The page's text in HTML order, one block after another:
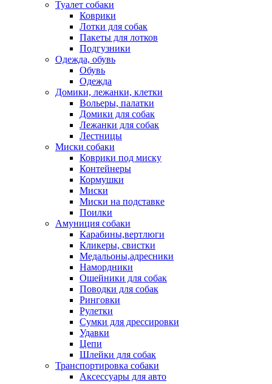
Туалет собаки
Коврики
Лотки для собак
Пакеты для лотков
Подгузники
Одежда, обувь
Обувь
Одежда
Домики, лежанки, клетки
Вольеры, палатки
Домики для собак
Лежанки для собак
Лестницы
Миски собаки
Коврики под миску
Контейнеры
Кормушки
Миски
Миски на подставке
Поилки
Амуниция собаки
Карабины,вертлюги
Кликеры, свистки
Медальоны,адресники
Намордники
Ошейники для собак
Поводки для собак
Ринговки
Рулетки
Сумки для дрессировки
Удавки
Цепи
Шлейки для собак
Транспортировка собаки
Аксессуары для авто